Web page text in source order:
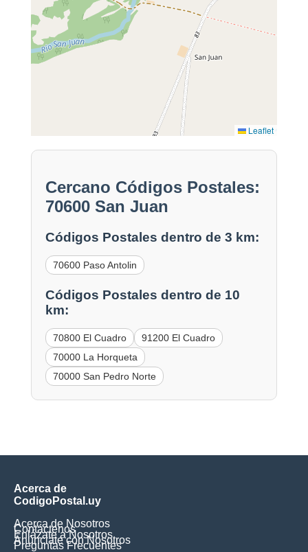
Leaflet
Cercano Códigos Postales:
70600 San Juan
Códigos Postales dentro de 3 km:
70600 Paso Antolin
Códigos Postales dentro de 10
km:
70800 El Cuadro
91200 El Cuadro
70000 La Horqueta
70000 San Pedro Norte
Acerca de
CodigoPostal.uy
Acerca de Nosotros
Contáctenos
Enlázate a Nosotros
Anúnciate con Nosotros
Preguntas Frecuentes